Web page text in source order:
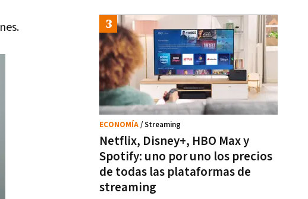
Netflix, Disney+, HBO Max y
Spotify: uno por uno los precios
de todas las plataformas de
streaming
ECONOMÍA/ Streaming